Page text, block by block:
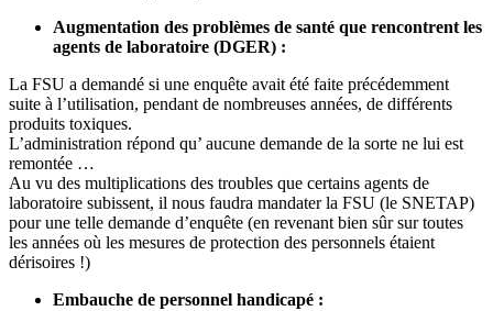
Augmentation des problèmes de santé que rencontrent les
agents de laboratoire (DGER) :
La FSU a demandé si une enquête avait été faite précédemment
suite à l’utilisation, pendant de nombreuses années, de différents
produits toxiques.
L’administration répond qu’ aucune demande de la sorte ne lui est
remontée …
Au vu des multiplications des troubles que certains agents de
laboratoire subissent, il nous faudra mandater la FSU (le SNETAP)
pour une telle demande d’enquête (en revenant bien sûr sur toutes
les années où les mesures de protection des personnels étaient
dérisoires !)
Embauche de personnel handicapé :